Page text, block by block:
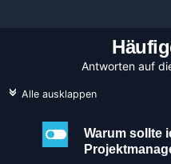
Antworten auf
c Alle ausklappen
l
Warum sollte